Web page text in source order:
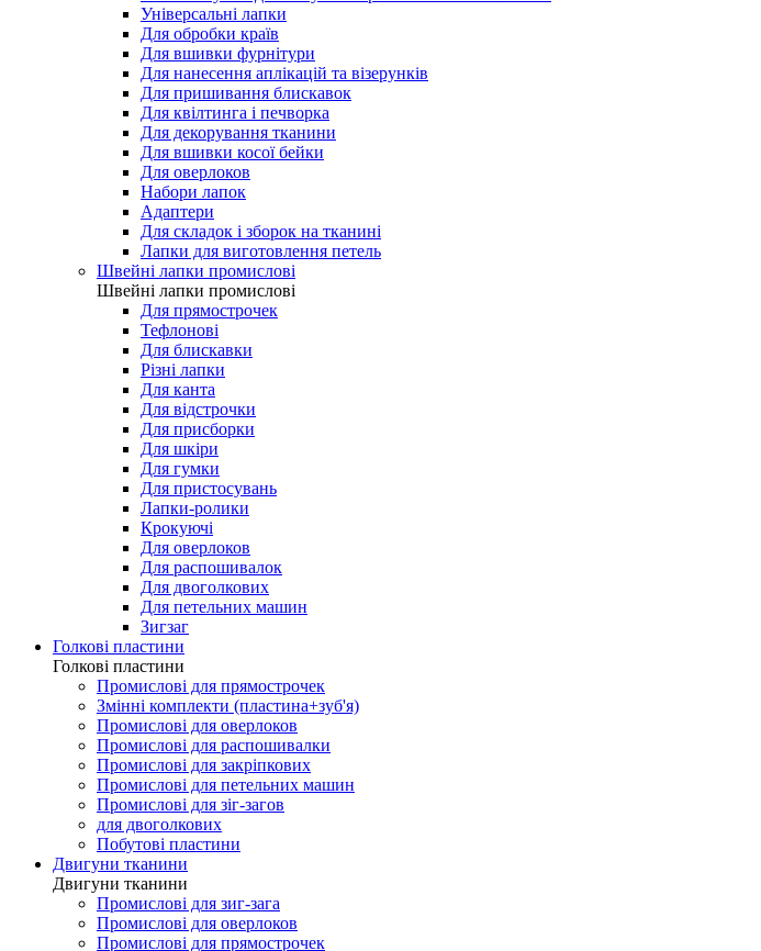
Лапки для побутових машин
Лапки для побутових машин
Обкантовувачі для побутових розпошивальних машин
Універсальні лапки
Для обробки країв
Для вшивки фурнітури
Для нанесення аплікацій та візерунків
Для пришивання блискавок
Для квілтинга і печворка
Для декорування тканини
Для вшивки косої бейки
Для оверлоков
Набори лапок
Адаптери
Для складок і зборок на тканині
Лапки для виготовлення петель
Швейні лапки промислові
Швейні лапки промислові
Для прямострочек
Тефлонові
Для блискавки
Різні лапки
Для канта
Для відстрочки
Для присборки
Для шкіри
Для гумки
Для пристосувань
Лапки-ролики
Крокуючі
Для оверлоков
Для распошивалок
Для двоголкових
Для петельних машин
Зигзаг
Голкові пластини
Голкові пластини
Промислові для прямострочек
Змінні комплекти (пластина+зуб'я)
Промислові для оверлоков
Промислові для распошивалки
Промислові для закріпкових
Промислові для петельних машин
Промислові для зіг-загов
для двоголкових
Побутові пластини
Двигуни тканини
Двигуни тканини